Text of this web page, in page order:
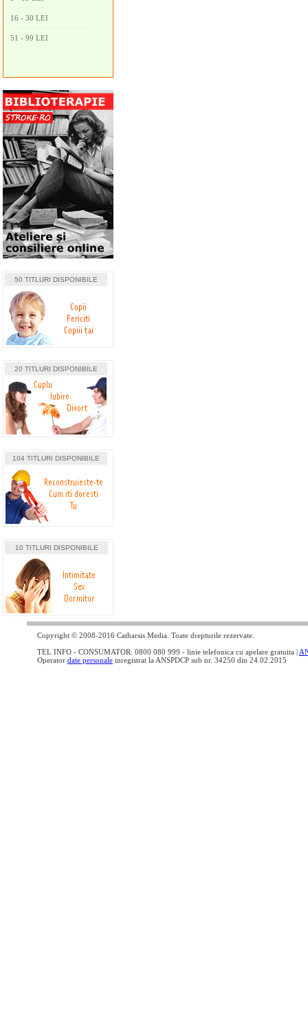
16 - 30 LEI
51 - 99 LEI
50 TITLURI DISPONIBILE
20 TITLURI DISPONIBILE
104 TITLURI DISPONIBILE
10 TITLURI DISPONIBILE
Copyright © 2008-2016 Catharsis Media. Toate drepturile rezervate.
TEL INFO - CONSUMATOR: 0800 080 999 - linie telefonica cu apelare gratuita |
Operator date personale inregistrat la ANSPDCP sub nr. 34250 din 24.02.2015